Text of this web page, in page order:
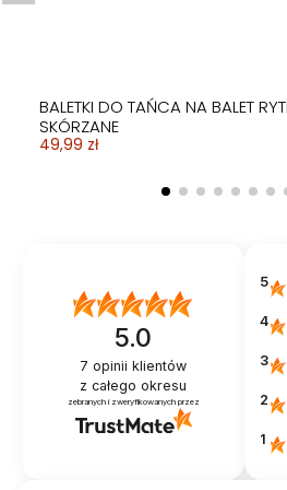
BALETKI DO TAŃCA NA BALET
SKÓRZANE
49,99 zł
5.0
7 opinii klientów
z całego okresu
zebranych i zweryfikowanych przez
5
4
3
2
1